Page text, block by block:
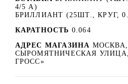
4/5 А)
БРИЛЛИАНТ (25ШТ., КРУГ,
КАРАТНОСТЬ 0.064
АДРЕС МАГАЗИНА
СЫРОМЯТНИЧЕСКАЯ
ГРОСС»